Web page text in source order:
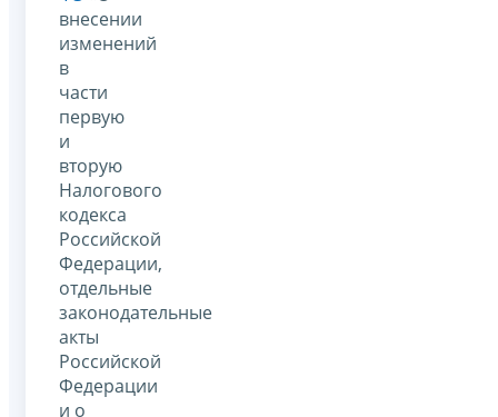
внесении
изменений
в
части
первую
и
вторую
Налогового
кодекса
Российской
Федерации,
отдельные
законодательные
акты
Российской
Федерации
и о